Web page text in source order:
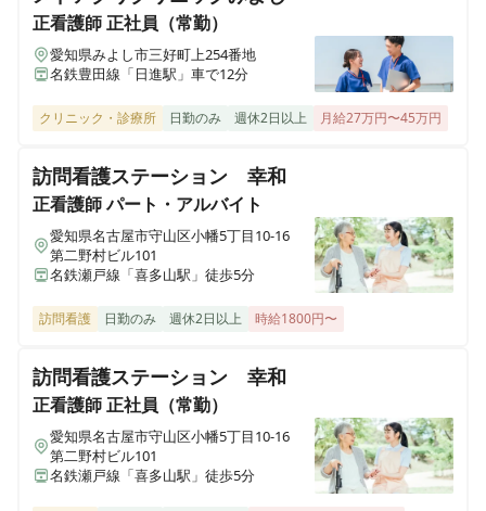
チャイルドケアハース
愛知県名古屋市天白区池場2-3216
正看護師正社員（常勤）
愛知県みよし市三好町上254番地
名鉄豊田線「日進駅」車で12分
クリニック・診療所 日勤のみ 週休2日以上 月給27万円〜45万円
訪問看護ステーション 幸和
正看護師パート・アルバイト
愛知県名古屋市守山区小幡5丁目10-16
第二野村ビル101
名鉄瀬戸線「喜多山駅」徒歩5分
訪問看護 日勤のみ 週休2日以上 時給1800円〜
訪問看護ステーション 幸和
正看護師正社員（常勤）
愛知県名古屋市守山区小幡5丁目10-16
第二野村ビル101
名鉄瀬戸線「喜多山駅」徒歩5分